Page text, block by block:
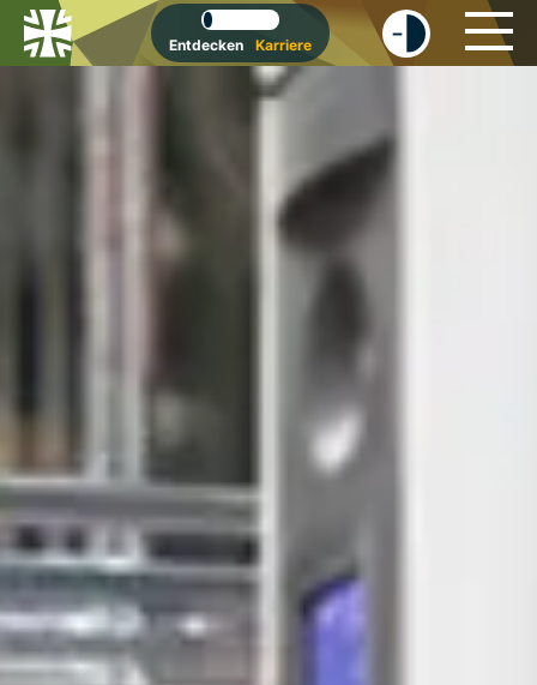
Entdecken Karriere - +